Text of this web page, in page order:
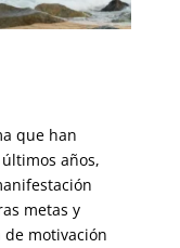
que han
años,
metas y
motivación